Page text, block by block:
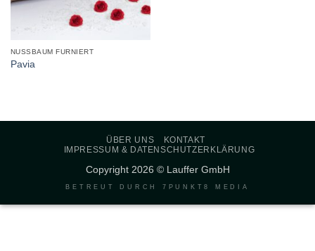
NUSSBAUM FURNIERT
Pavia
ÜBER UNS
KONTAKT
IMPRESSUM & DATENSCHUTZERKLÄRUNG
Copyright 2026 © Lauffer GmbH
BETREUT DURCH 7PUNKT8 MEDIA